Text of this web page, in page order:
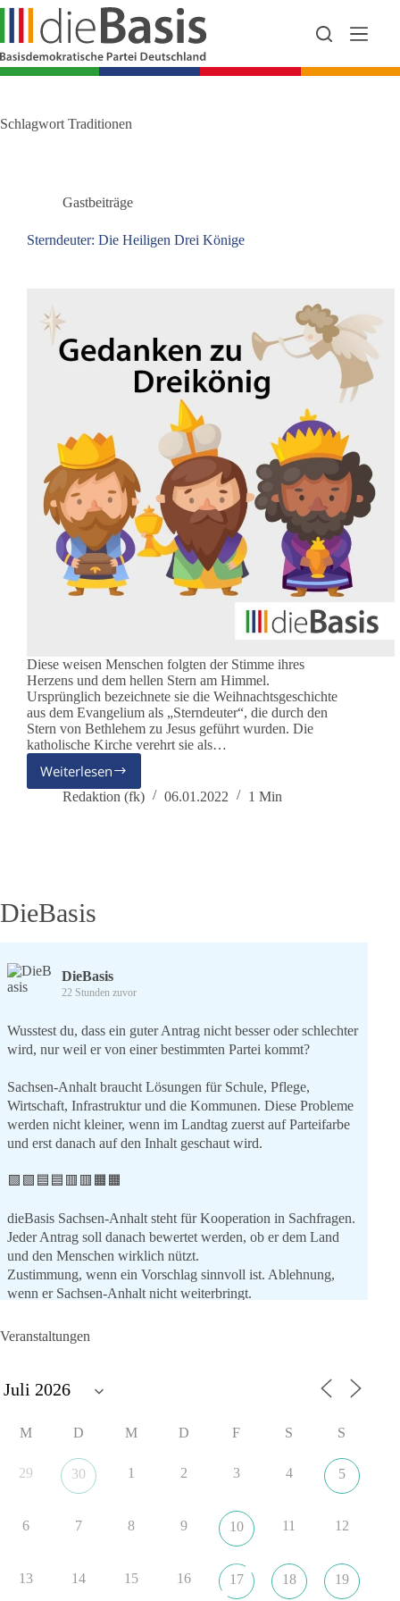
Zum
springen
Schlagwort Traditionen
Gastbeiträge
Sterndeuter: Die Heiligen Drei Könige
Diese weisen Menschen folgten der Stimme ihres
Herzens und dem hellen Stern am Himmel.
Ursprünglich bezeichnete sie die Weihnachtsgeschichte
aus dem Evangelium als „Sterndeuter“, die durch den
Stern von Bethlehem zu Jesus geführt wurden. Die
katholische Kirche verehrt sie als…
WeiterlesenSterndeuter:
Die
Redaktion (fk) 06.01.2022 1 Min
DieBasis
DieBasis
22 Stunden zuvor
Wusstest du, dass ein guter Antrag nicht besser oder schlechter
wird, nur weil er von einer bestimmten Partei kommt?
Sachsen-Anhalt braucht Lösungen für Schule, Pflege,
Wirtschaft, Infrastruktur und die Kommunen. Diese Probleme
werden nicht kleiner, wenn im Landtag zuerst auf Parteifarbe
und erst danach auf den Inhalt geschaut wird.
🟩🟩🟦🟦🟥🟥🟧🟧
dieBasis Sachsen-Anhalt steht für Kooperation in Sachfragen.
Jeder Antrag soll danach bewertet werden, ob er dem Land
und den Menschen wirklich nützt.
Zustimmung, wenn ein Vorschlag sinnvoll ist. Ablehnung,
wenn er Sachsen-Anhalt nicht weiterbringt.
💬 Was ist dir wichtiger: der Absender eines Antrags oder das
#dieBasis #sachsenanhalt
👉 Folgen:
Veranstaltungen
M D M D F S S
29 30 1 2 3 4 5
6 7 8 9 10 11 12
13 14 15 16 17 18 19